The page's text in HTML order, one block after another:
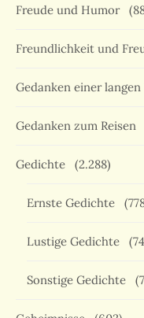
Freude und Humor
Freundlichkeit und
Gedanken einer
Gedanken zum Reisen
Gedichte (2.288)
Ernste Gedichte
Lustige Gedichte
Sonstige Gedichte